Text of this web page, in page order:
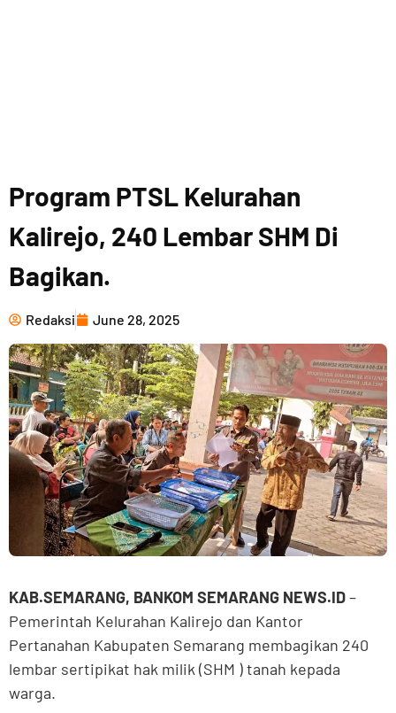
Program PTSL Kelurahan
Kalirejo, 240 Lembar SHM Di
Bagikan.
Redaksi June 28, 2025
KAB.SEMARANG, BANKOM SEMARANG NEWS.ID–
Pemerintah Kelurahan Kalirejo dan Kantor
Pertanahan Kabupaten Semarang membagikan 240
lembar sertipikat hak milik (SHM ) tanah kepada
warga.